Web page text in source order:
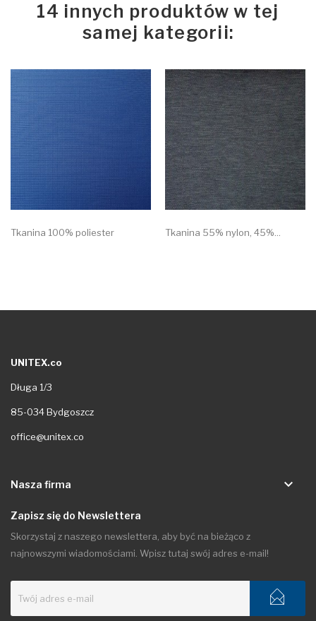
14 innych produktów w tej
samej kategorii:
Tkanina 100% poliester Tkanina 55% nylon, 45%...
UNITEX.co
Długa 1/3
85-034 Bydgoszcz
office@unitex.co
Nasza firma keyboard_arrow_down
Zapisz się do Newslettera
Skorzystaj z naszego newslettera, aby być na bieżąco z
najnowszymi wiadomościami. Wpisz tutaj swój adres e-mail!